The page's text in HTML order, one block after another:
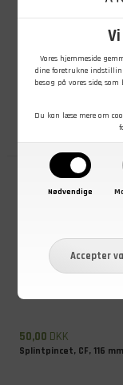
Vores hjemmeside
dine foretrukne
besøg på vores side,
Du kan læse mere om
Nødvendige
600,00DKK
Krykke, Model 1864,
50,00 DKK
Splintpincet, CF, 116